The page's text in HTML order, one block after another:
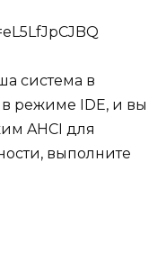
система в
режиме IDE, и вы
AHCI для
выполните